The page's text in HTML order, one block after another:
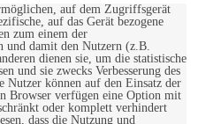
auf dem Zugriffsgerät
auf das Gerät bezogene
zum einem der
und damit den Nutzern (z.B.
dienen sie, um die statistische
und sie zwecks Verbesserung des
Nutzer können auf den Einsatz der
Browser verfügen eine Option mit
oder komplett verhindert
dass die Nutzung und